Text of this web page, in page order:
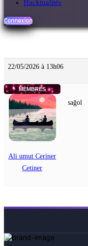
Hacktualités
Connexion
22/05/2026 à 13h06
MEMBRES
Ali umut Ceriner
Cetiner
sağol